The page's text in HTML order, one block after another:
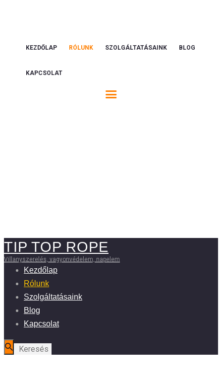
KEZDŐLAP RÓLUNK SZOLGÁLTATÁSAINK BLOG
KAPCSOLAT
TIP TOP ROPE
Villanyszerelés, vagyonvédelem, napelem
Kezdőlap
Rólunk
Szolgáltatásaink
Blog
Kapcsolat